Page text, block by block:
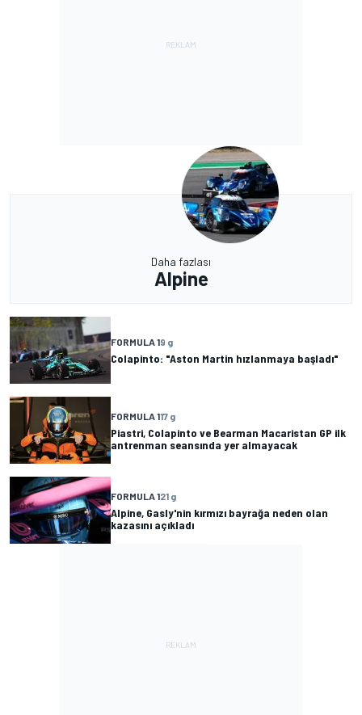
Daha fazlası
Alpine
FORMULA 19 g
Colapinto: "Aston Martin hızlanmaya başladı"
FORMULA 117 g
Piastri, Colapinto ve Bearman Macaristan GP ilk
antrenman seansında yer almayacak
FORMULA 121 g
Alpine, Gasly'nin kırmızı bayrağa neden olan
kazasını açıkladı